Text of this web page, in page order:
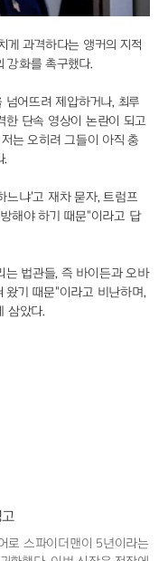
게 과격하다는 앵커의 지적
강화를 촉구했다.
어뜨려 제압하거나, 최루
한 단속 영상이 논란이 되고
는 오히려 그들이 아직 충
.
느냐'고 재차 묻자, 트럼프
해야 하기 때문"이라고 답
는 법관들, 즉 바이든과 오바
왔기 때문"이라고 비난하며,
삼았다.
로 스파이더맨이 5년이라는